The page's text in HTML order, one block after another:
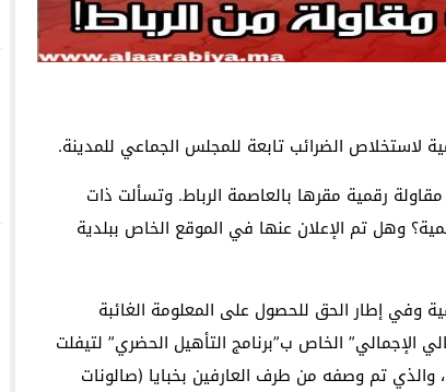
لاستخلاص الضرائب تابعة للمجلس الجماعي للمدينة.
رقمية مقرها بالعاصمة الرباط. وتسألت ذات
وهل تم الإعلان عنها في الموقع الخاص ببلدية
وفي إطار الحق للحصول على المعلومة الغائبة
الإجمالي” الخاص ب”برنامج التأهيل الحضري” لتيفلت
لأزيد من 14 سنة من التسيير الجماعي وإلى حدود اليوم 2024، والذي تم وصفه من طرف العارفين بخبايا (صالونات